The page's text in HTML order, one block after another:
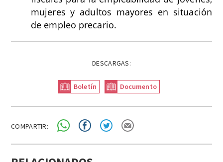
mujeres y adultos mayores en situación
de empleo precario.
DESCARGAS:
Boletín Documento
COMPARTIR: